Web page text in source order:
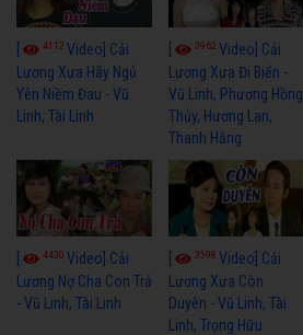
4112 Video] Cải
Lương Xưa Hãy Ngủ
Yên Niềm Đau - Vũ
Linh, Tài Linh
3962Video] Cải
Lương Xưa Đi Biển -
Vũ Linh, Phương Hồng
Thủy, Hương Lan,
Thanh Hằng
4430 Video] Cải
Lương Nợ Cha Con Trả
- Vũ Linh, Tài Linh
3598Video] Cải
Lương Xưa Còn
Duyên - Vũ Linh, Tài
Linh, Trọng Hữu